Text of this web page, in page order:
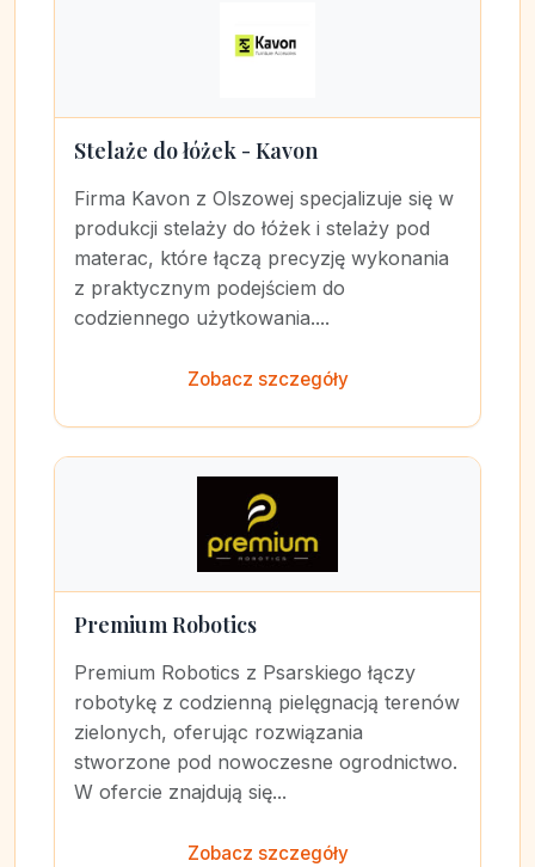
Stelaże do łóżek - Kavon
Firma Kavon z Olszowej specjalizuje się w
produkcji stelaży do łóżek i stelaży pod
materac, które łączą precyzję wykonania
z praktycznym podejściem do
codziennego użytkowania....
Zobacz szczegóły
Premium Robotics
Premium Robotics z Psarskiego łączy
robotykę z codzienną pielęgnacją terenów
zielonych, oferując rozwiązania
stworzone pod nowoczesne ogrodnictwo.
W ofercie znajdują się...
Zobacz szczegóły